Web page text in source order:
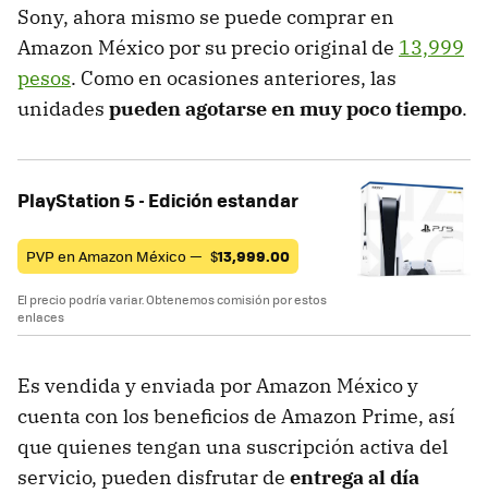
Sony, ahora mismo se puede comprar en
Amazon México por su precio original de 13,999
pesos. Como en ocasiones anteriores, las
unidades pueden agotarse en muy poco tiempo.
PlayStation 5 - Edición estandar
PVP en Amazon México — $13,999.00
El precio podría variar. Obtenemos comisión por estos
enlaces
Es vendida y enviada por Amazon México y
cuenta con los beneficios de Amazon Prime, así
que quienes tengan una suscripción activa del
servicio, pueden disfrutar de entrega al día